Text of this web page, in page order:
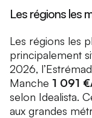
Les régions les
Les régions les
principalement
2026,
Manche 1 091
selon Idealista.
aux grandes